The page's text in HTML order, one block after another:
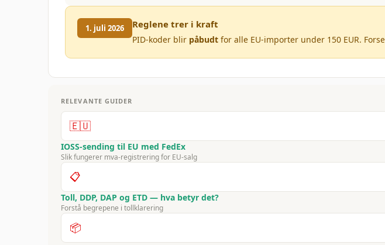
1. juli 2026 Reglene trer i kraft
PID-koder blir påbudt for alle EU-importer under 150 EUR.
RELEVANTE GUIDER
🇪🇺
IOSS-sending til EU med FedEx
Slik fungerer mva-registrering for EU-salg
📋
Toll, DDP, DAP og ETD — hva betyr det?
Forstå begrepene i tollklarering
📦